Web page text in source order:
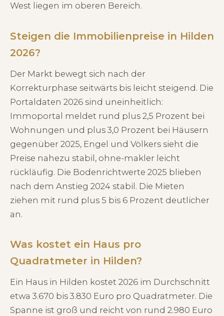
West liegen im oberen Bereich.
Steigen die Immobilienpreise in Hilden
2026?
Der Markt bewegt sich nach der
Korrekturphase seitwärts bis leicht steigend. Die
Portaldaten 2026 sind uneinheitlich:
Immoportal meldet rund plus 2,5 Prozent bei
Wohnungen und plus 3,0 Prozent bei Häusern
gegenüber 2025, Engel und Völkers sieht die
Preise nahezu stabil, ohne-makler leicht
rückläufig. Die Bodenrichtwerte 2025 blieben
nach dem Anstieg 2024 stabil. Die Mieten
ziehen mit rund plus 5 bis 6 Prozent deutlicher
an.
Was kostet ein Haus pro
Quadratmeter in Hilden?
Ein Haus in Hilden kostet 2026 im Durchschnitt
etwa 3.670 bis 3.830 Euro pro Quadratmeter. Die
Spanne ist groß und reicht von rund 2.980 Euro